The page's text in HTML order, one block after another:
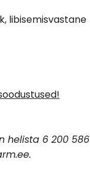
libisemisvastane
helista 6 200 586